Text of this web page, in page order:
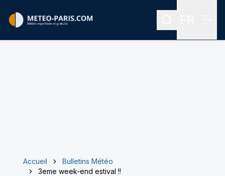
Rechercher
Accueil
Bulletins Météo
3eme week-end estival !!